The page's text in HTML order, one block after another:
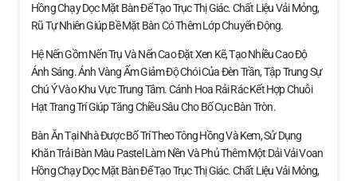
Hồng Chạy Dọc Mặt Bàn Để Tạo Trục Thị Giác. Chất Liệu Vải Mỏng,
Rũ Tự Nhiên Giúp Bề Mặt Bàn Có Thêm Lớp Chuyển Động.
Hệ Nến Gồm Nến Trụ Và Nến Cao Đặt Xen Kẽ, Tạo Nhiều Cao Độ
Ánh Sáng. Ánh Vàng Ấm Giảm Độ Chói Của Đèn Trần, Tập Trung Sự
Chú Ý Vào Khu Vực Trung Tâm. Cánh Hoa Rải Rác Kết Hợp Chuỗi
Hạt Trang Trí Giúp Tăng Chiều Sâu Cho Bố Cục Bàn Tròn.
Bàn Ăn Tại Nhà Được Bố Trí Theo Tông Hồng Và Kem, Sử Dụng
Khăn Trải Bàn Màu Pastel Làm Nền Và Phủ Thêm Một Dải Vải Voan
Hồng Chạy Dọc Mặt Bàn Để Tạo Trục Thị Giác. Chất Liệu Vải Mỏng,